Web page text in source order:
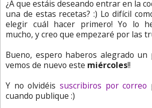
¿A que estáis deseando entrar en la
una de estas recetas? :) Lo difícil
elegir cuál hacer primero! Yo lo
mucho, y creo que empezaré por las
Bueno, espero haberos alegrado un
vemos de nuevo este miércoles!!
Y no olvidéis suscribiros por correo
cuando publique :)